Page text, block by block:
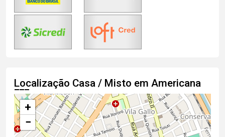
Localização Casa / Misto em Americana
+
−